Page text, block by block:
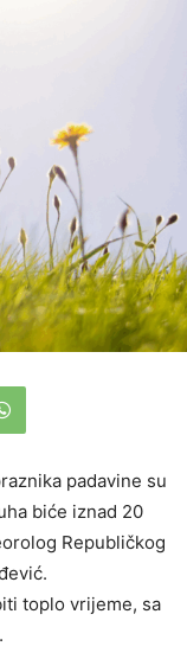
padavine su
biće iznad 20
Republičkog
toplo vrijeme, sa